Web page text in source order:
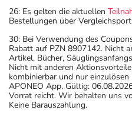
26: Es gelten die aktuellen
Bestellungen über
30: Bei Verwendung des
Rabatt auf PZN 8907142. Nicht
Artikel, Bücher,
Nicht mit anderen
kombinierbar und nur
APONEO App. Gültig:
Vorrat reicht. Wir behalten uns
Keine Barauszahlung.